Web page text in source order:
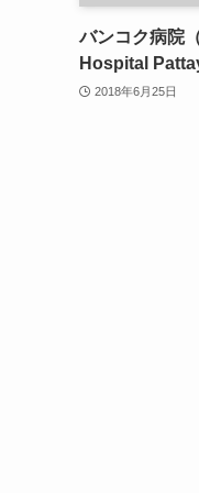
バンコク病院
Hospital
2018年6月25日